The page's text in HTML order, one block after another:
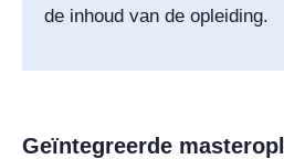
de inhoud van de opleiding.
Geïntegreerde